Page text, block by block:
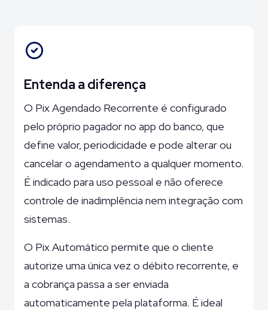
Entenda a diferença
O Pix Agendado Recorrente é configurado
pelo próprio pagador no app do banco, que
define valor, periodicidade e pode alterar ou
cancelar o agendamento a qualquer momento.
É indicado para uso pessoal e não oferece
controle de inadimplência nem integração com
sistemas.
O Pix Automático permite que o cliente
autorize uma única vez o débito recorrente, e
a cobrança passa a ser enviada
automaticamente pela plataforma. É ideal